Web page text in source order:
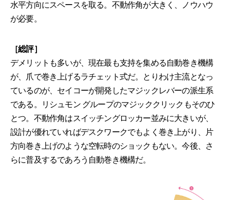
水平方向にスペースを取る。不動作角が大きく、ノウハウ
が必要。
［総評］
デメリットも多いが、現在最も支持を集める自動巻き機構
が、爪で巻き上げるラチェット式だ。とりわけ主流となっ
ているのが、セイコーが開発したマジックレバーの派生系
である。リシュモン グループのマジッククリックもそのひ
とつ。不動作角はスイッチングロッカー並みに大きいが、
設計が優れていればデスクワークでもよく巻き上がり、片
方向巻き上げのような空転時のショックもない。今後、さ
らに普及するであろう自動巻き機構だ。